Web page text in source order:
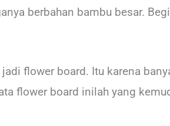
berbahan bambu besar.
flower board. Itu karena
flower board inilah yang